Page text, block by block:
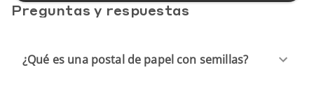
Preguntas y respuestas
¿Qué es una postal de papel con semillas?